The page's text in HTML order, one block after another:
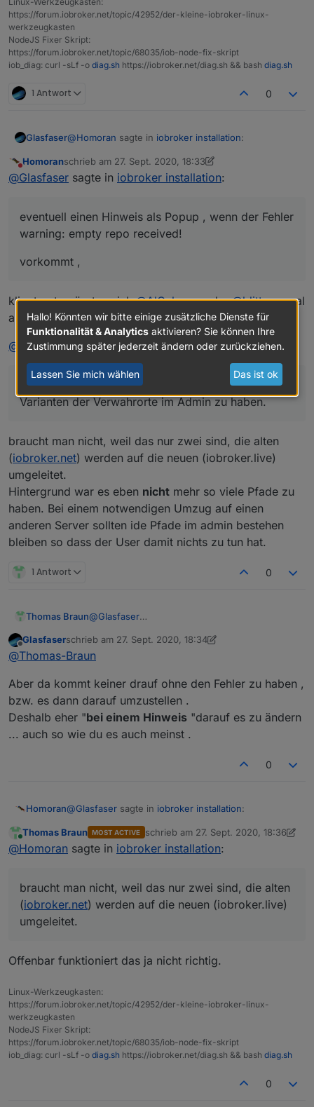
vorkommt , dann ein Verweis auf den
Verwahrungsort zu ändern .
https://forum.iobroker.net/topic/42952/der-kleine-iobroker-linux-
werkzeugkasten
NodeJS Fixer Skript:
https://forum.iobroker.net/topic/68035/iob-node-fix-skript
iob_diag: curl -sLf -o diag.sh https://iobroker.net/diag.sh && bash diag.sh
1 Antwort 0
Glasfaser@Homoran sagte in iobroker installation:
BigData wäre sicher sinnvol um dann vielleicht
letzten Zeit mehr davon betroffen sind .
Angepinnt "liest eh keiner" wäre aber zum
genausogut im alten Thread weitermachen
Was wäre mit dem Admin Adapter ... eventuell einen
vorkommt , dann ein Verweis auf den
Verwahrungsort zu ändern .
Nicht stören
Homoranschrieb am 27. Sept. 2020, 18:33
zuletzt editiert von Homoran
@Glasfaser sagte in iobroker installation:
eventuell einen Hinweis als Popup , wenn der Fehler
warning: empty repo received!
vorkommt ,
klingt gut, müssten sich@AlCalzoneoder@ldittmarmal
ansehen ob das machbar ist.
@
Thomas-Braunsagte iniobroker installation:
ich wäre ja dafür, direkt ab Erstinstallation alle vier
Varianten der Verwahrorte im Admin zu haben.
braucht man nicht, weil das nur zwei sind, die alten
(iobroker.net) werden auf die neuen (iobroker.live)
umgeleitet.
Hintergrund war es eben nicht mehr so viele Pfade zu
haben. Bei einem notwendigen Umzug auf einen
anderen Server sollten ide Pfade im admin bestehen
bleiben so dass der User damit nichts zu tun hat.
1 Antwort 0
Thomas Braun@Glasfaser
vier Varianten der Verwahrorte im Admin zu
haben. Dann müsste man nur noch im
Server stellen.
Offline
Glasfaserschrieb am 27. Sept. 2020, 18:34
zuletzt editiert von Glasfaser
@Thomas-Braun
Aber da kommt keiner drauf ohne den Fehler zu haben ,
bzw. es dann darauf umzustellen .
Deshalb eher "bei einem Hinweis "darauf es zu ändern
... auch so wie du es auch meinst .
0
Homoran@Glasfaser sagte in iobroker installation:
eventuell einen Hinweis als Popup , wenn der
mal ansehen ob das machbar ist.
Thomas-Braun sagte in iobroker installation :
haben.
braucht man nicht, weil das nur zwei sind, die alten
umgeleitet.
Hintergrund war es eben nichtmehr so viele Pfade
zu haben. Bei einem notwendigen Umzug auf einen
anderen Server sollten ide Pfade im admin bestehen
bleiben so dass der User damit nichts zu tun hat.
Online
Thomas Braun MOST ACTIVE schrieb am 27. Sept. 2020, 18:36
zuletzt editiert von Homoran
@Homoran sagte in iobroker installation:
braucht man nicht, weil das nur zwei sind, die alten
(iobroker.net) werden auf die neuen (iobroker.live)
umgeleitet.
Offenbar funktioniert das ja nicht richtig.
Linux-Werkzeugkasten:
https://forum.iobroker.net/topic/42952/der-kleine-iobroker-linux-
werkzeugkasten
NodeJS Fixer Skript:
https://forum.iobroker.net/topic/68035/iob-node-fix-skript
iob_diag: curl -sLf -o diag.sh https://iobroker.net/diag.sh && bash diag.sh
0
Hallo! Könnten wir bitte einige zusätzliche Dienste für
Funktionalität & Analytics aktivieren? Sie können Ihre
Zustimmung später jederzeit ändern oder zurückziehen.
Lassen Sie mich wählen Das ist ok